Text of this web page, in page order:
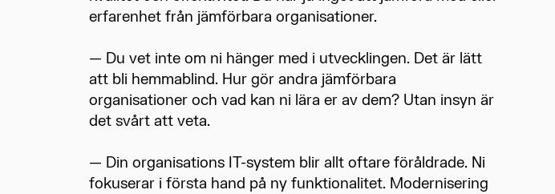
erfarenhet från jämförbara organisationer.
— Du vet inte om ni hänger med i utvecklingen. Det är lätt
att bli hemmablind. Hur gör andra jämförbara
organisationer och vad kan ni lära er av dem? Utan insyn är
det svårt att veta.
— Din organisations IT-system blir allt oftare föråldrade. Ni
fokuserar i första hand på ny funktionalitet. Modernisering